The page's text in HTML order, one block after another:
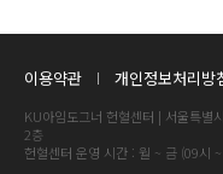
이용약관 개인정보처리방
KU아임도그너 헌혈센터 | 서울특별
2층
헌혈센터 운영 시간 : 월 ~ 금 (09시